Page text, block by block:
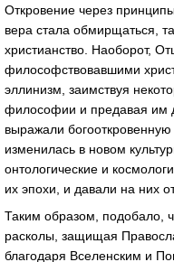
Откровение через
вера стала обмирщаться,
христианство. Наоборот,
философствовавшими
эллинизм, заимствуя
философии и предавая им
выражали
изменилась в новом
онтологические и
их эпохи, и давали на них
Таким образом, подобало,
расколы, защищая
благодаря Вселенским и